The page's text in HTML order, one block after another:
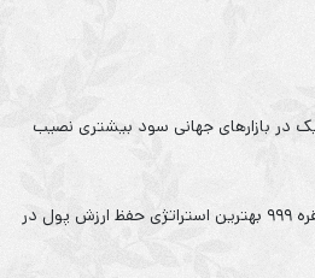
یک در بازارهای جهانی سود بیشتری نصیب
چرا خرید ساچمه نقره ۹۹۹ بهترین استراتژی حفظ ارزش پول در